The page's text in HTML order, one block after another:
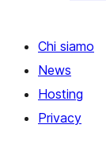
Chi siamo
News
Hosting
Privacy